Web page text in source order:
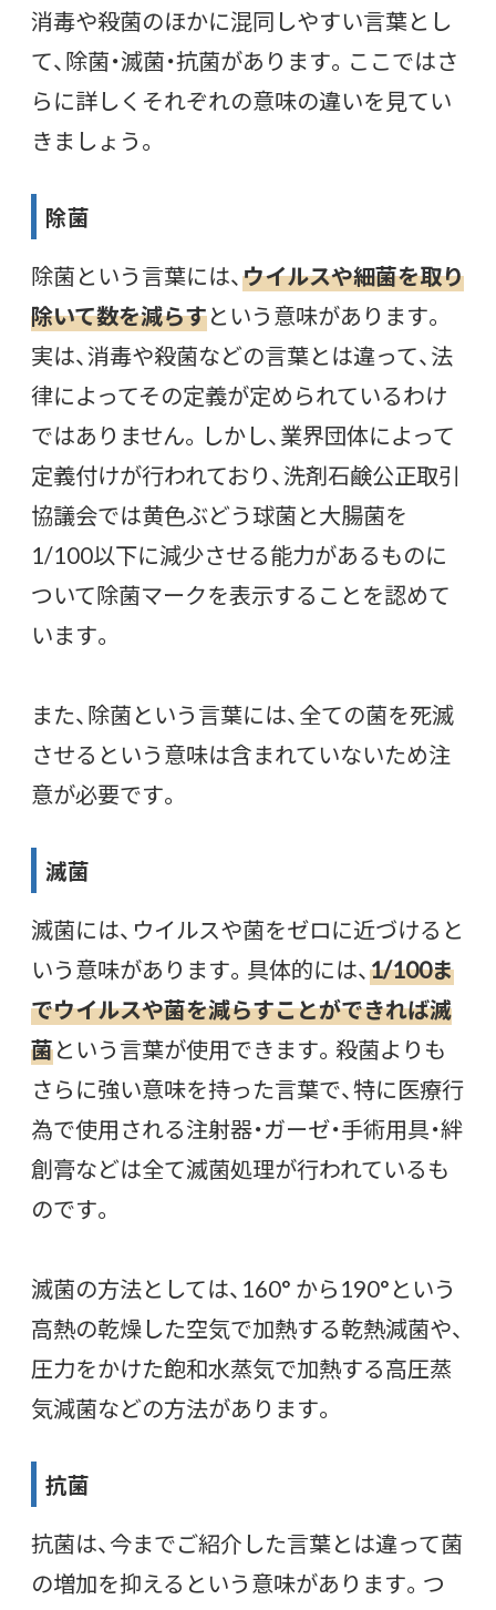
消毒や殺菌のほかに混同しやすい言葉とし
て、除菌・滅菌・抗菌があります。ここではさ
らに詳しくそれぞれの意味の違いを見てい
きましょう。
除菌
除菌という言葉には、ウイルスや細菌を取り
除いて数を減らすという意味があります。
実は、消毒や殺菌などの言葉とは違って、法
律によってその定義が定められているわけ
ではありません。しかし、業界団体によって
定義付けが行われており、洗剤石鹸公正取引
協議会では黄色ぶどう球菌と大腸菌を
1/100以下に減少させる能力があるものに
ついて除菌マークを表示することを認めて
います。
また、除菌という言葉には、全ての菌を死滅
させるという意味は含まれていないため注
意が必要です。
滅菌
滅菌には、ウイルスや菌をゼロに近づけると
いう意味があります。具体的には、1/100ま
でウイルスや菌を減らすことができれば滅
菌という言葉が使用できます。殺菌よりも
さらに強い意味を持った言葉で、特に医療行
為で使用される注射器・ガーゼ・手術用具・絆
創膏などは全て滅菌処理が行われているも
のです。
滅菌の方法としては、160° から190°という
高熱の乾燥した空気で加熱する乾熱減菌や、
圧力をかけた飽和水蒸気で加熱する高圧蒸
気減菌などの方法があります。
抗菌
抗菌は、今までご紹介した言葉とは違って菌
の増加を抑えるという意味があります。つ